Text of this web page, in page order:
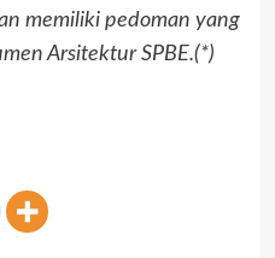
memiliki pedoman yang
Arsitektur SPBE.(*)